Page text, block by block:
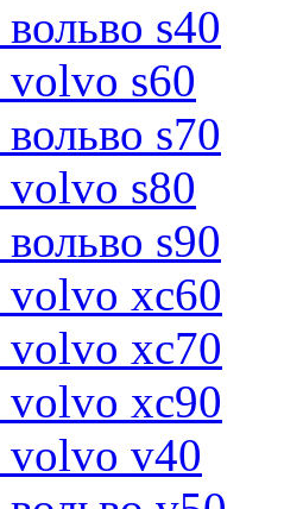
вольво s40
volvo s60
вольво s70
volvo s80
вольво s90
volvo xc60
volvo xc70
volvo xc90
volvo v40